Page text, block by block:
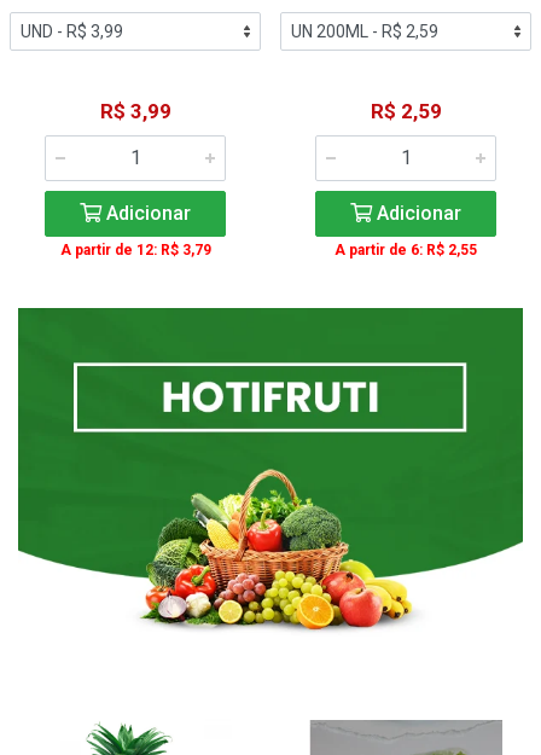
R$ 3,99
Adicionar
A partir de 12: R$ 3,79
R$ 2,59
Adicionar
A partir de 6: R$ 2,55